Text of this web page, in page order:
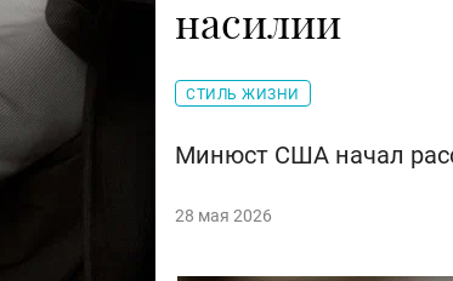
насилии
СТИЛЬ ЖИЗНИ
Минюст США начал
28 мая 2026